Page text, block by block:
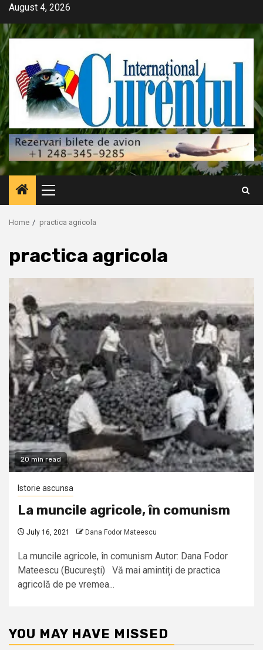
Skip
content
August 4, 2026
Primary
Menu
Home practica agricola
practica agricola
20 min read
Istorie ascunsa
La muncile agricole, în comunism
July 16, 2021 Dana Fodor Mateescu
La muncile agricole, în comunism Autor: Dana Fodor
Mateescu (Bucureşti) Vă mai amintiți de practica
agricolă de pe vremea...
YOU MAY HAVE MISSED